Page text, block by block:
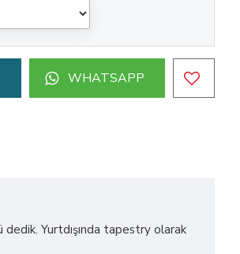
WHATSAPP
Yurtdışında tapestry olarak